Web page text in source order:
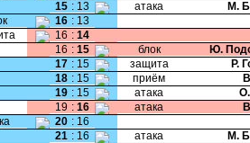
15 : 13 атака М.
16 : 13
16 : 14
16 : 15 блок Ю.
17 : 15 защита Р.
18 : 15 приём
19 : 15 атака
19 : 16 атака
20 : 16
21 : 16 атака М.